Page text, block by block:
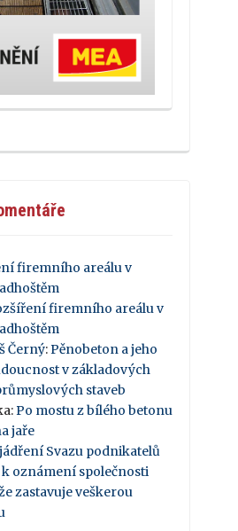
firemního areálu v
firemního areálu v
Černý: Pěnobeton a jeho
v základových
staveb
: Po mostu z bílého betonu
jaře
Svazu podnikatelů
oznámení společnosti
zastavuje veškerou